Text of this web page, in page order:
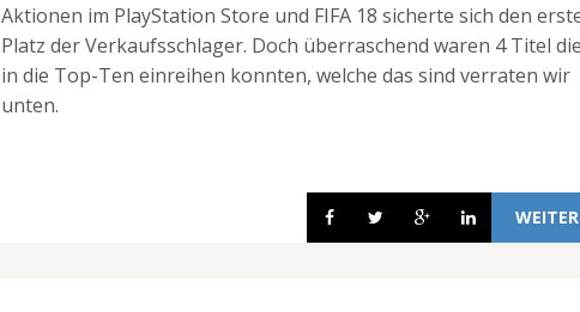
Aktionen im PlayStation Store und FIFA 18 sicherte sich den
Platz der Verkaufsschlager. Doch überraschend waren 4 Titel
in die Top-Ten einreihen konnten, welche das sind verraten wir
unten.